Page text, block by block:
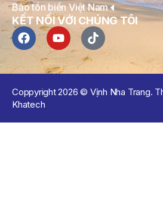
Bảo tồn biển Việt Nam
KẾT NỐI VỚI CHÚNG TÔI
Coppyright 2026 © Vịnh Nha Trang.
Khatech